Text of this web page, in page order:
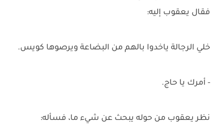
فقال يعقوب إليه:
خلي الرجالة ياخدوا بالهم من البضاعة ويرصوها كويس.
- أمرك يا حاج.
نظر يعقوب من حوله يبحث عن شيء ما، فسأله: